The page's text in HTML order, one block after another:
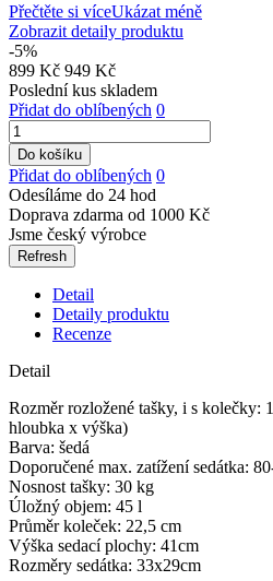
Přečtěte si víceUkázat méně
Zobrazit detaily produktu
-5%
899 Kč 949 Kč
Poslední kus skladem
Přidat do oblíbených 0
Do košíku
Přidat do oblíbených 0
Odesíláme do 24 hod
Doprava zdarma od 1000 Kč
Jsme český výrobce
Detail
Detaily produktu
Recenze
Detail
Rozměr rozložené tašky, i s kolečky:
hloubka x výška)
Barva: šedá
Doporučené max. zatížení sedátka:
Nosnost tašky: 30 kg
Úložný objem: 45 l
Průměr koleček: 22,5 cm
Výška sedací plochy: 41cm
Rozměry sedátka: 33x29cm